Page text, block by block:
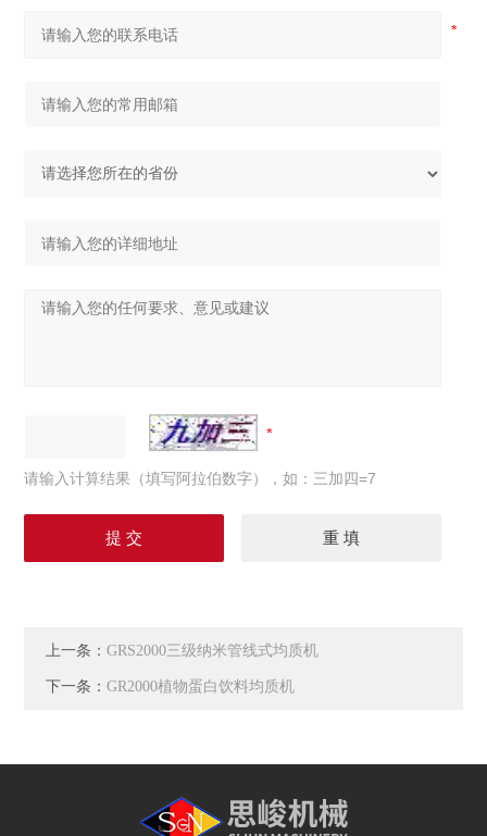
请输入计算结果（填写阿拉伯数字），如：三加四=7
上一条：GRS2000三级纳米管线式均质机
下一条：GR2000植物蛋白饮料均质机